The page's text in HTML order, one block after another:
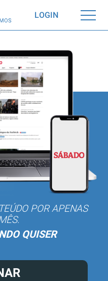
LOGIN
POR APENAS
QUISER